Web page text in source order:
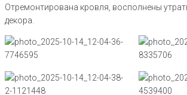
Отремонтирована кровля, восполнены
декора.